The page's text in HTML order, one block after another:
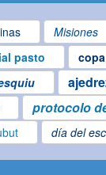
Misiones
pasto
protocolo
día del